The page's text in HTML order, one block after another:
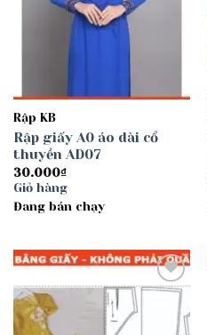
Rập KB
Rập giấy A0 áo dài cổ
thuyền AD07
30.000₫
Giỏ hàng
Đang bán chạy
Add to
wishlist